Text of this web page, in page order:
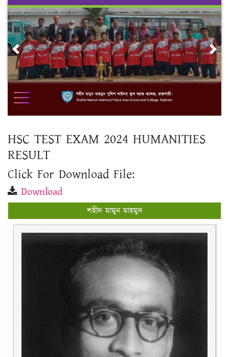
Skip
content
Previous
HSC TEST EXAM 2024 HUMANITIES
RESULT
Click For Download File:
Download
শহীদ মামুন মাহমুদ